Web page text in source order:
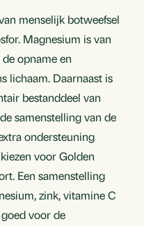
menselijk botweefsel
Magnesium is van
opname en
lichaam. Daarnaast is
bestanddeel van
samenstelling van de
ondersteuning
voor Golden
Een samenstelling
zink, vitamine C
voor de